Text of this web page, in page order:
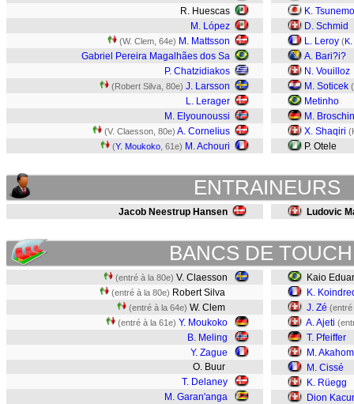
R. Huescas
M. López
(W. Clem, 64e) M. Mattsson
Gabriel Pereira Magalhães dos Sa
P. Chatzidiakos
(Robert Silva, 80e) J. Larsson
L. Lerager
M. Elyounoussi
(V. Claesson, 80e) A. Cornelius
(Y. Moukoko , 61e) M. Achouri
K.
D. Schmid
L. Leroy (K.
A. Bari?i?
N. Vouilloz
M. Soticek (
Metinho
M.
X. Shaqiri
P. Otele
ENTRAINEURS
Jacob Neestrup Hansen Ludovic
BANCS DE
(entré à la 80e) V. Claesson
(entré à la 80e) Robert Silva
(entré à la 64e) W. Clem
(entré à la 61e) Y. Moukoko
B. Meling
Y. Zague
O. Buur
T. Delaney
M. Garan'anga
Kaio
K.
J. Zé (entré
A. Ajeti
T. Pfeiffer
M.
M. Cissé
K. Rüegg
Dion